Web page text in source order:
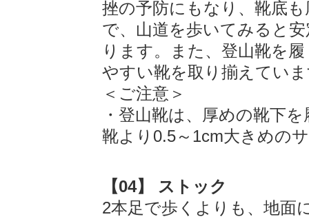
挫の予防にもなり、靴底
で、山道を歩いてみると
ります。また、登山靴を
やすい靴を取り揃えてい
＜ご注意＞
・登山靴は、厚めの靴下
靴より0.5～1cm大きめの
【04】 ストック
2本足で歩くよりも、地面